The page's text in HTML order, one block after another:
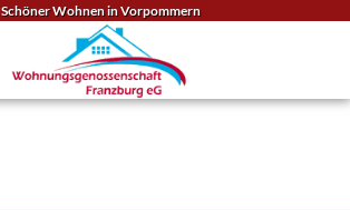
Schöner Wohnen in Vorpommern